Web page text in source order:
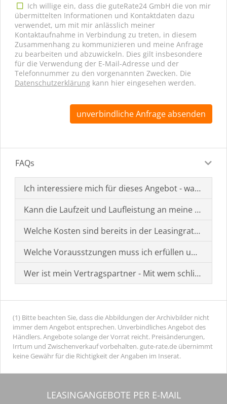
Ich willige ein, dass die guteRate24 GmbH die von mir
übermittelten Informationen und Kontaktdaten dazu
verwendet, um mit mir anlässlich meiner
Kontaktaufnahme in Verbindung zu treten, in diesem
Zusammenhang zu kommunizieren und meine Anfrage
zu bearbeiten und abzuwickeln. Dies gilt insbesondere
für die Verwendung der E-Mail-Adresse und der
Telefonnummer zu den vorgenannten Zwecken. Die
Datenschutzerklärung kann hier eingesehen werden.
unverbindliche Anfrage absenden
FAQs
Ich interessiere mich für dieses Angebot - was muss
Kann die Laufzeit und Laufleistung an meine
Welche Kosten sind bereits in der Leasingrate
Welche Vorausstzungen muss ich erfüllen um einen
Wer ist mein Vertragspartner - Mit wem schließe ich
(1) Bitte beachten Sie, dass die Abbildungen der Archivbilder nicht
immer dem Angebot entsprechen. Unverbindliches Angebot des
Händlers. Angebote solange der Vorrat reicht. Preisänderungen,
Irrtum und Zwischenverkauf vorbehalten. gute-rate.de übernimmt
keine Gewähr für die Richtigkeit der Angaben im Inserat.
LEASINGANGEBOTE PER E-MAIL